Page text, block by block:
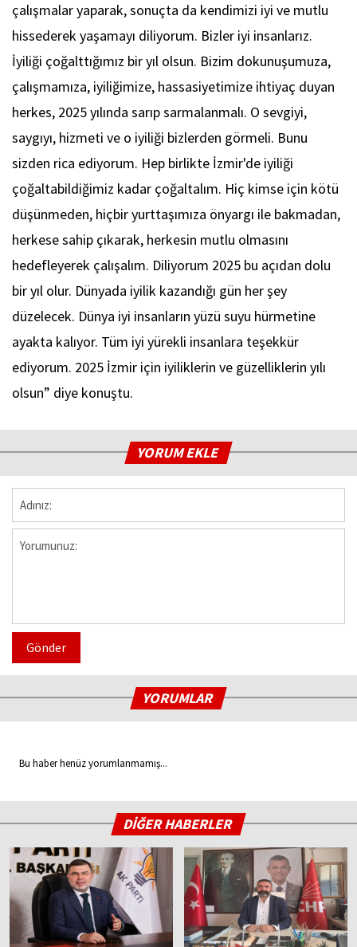
çalışmalar yaparak, sonuçta da kendimizi iyi ve mutlu
hissederek yaşamayı diliyorum. Bizler iyi insanlarız.
İyiliği çoğalttığımız bir yıl olsun. Bizim dokunuşumuza,
çalışmamıza, iyiliğimize, hassasiyetimize ihtiyaç duyan
herkes, 2025 yılında sarıp sarmalanmalı. O sevgiyi,
saygıyı, hizmeti ve o iyiliği bizlerden görmeli. Bunu
sizden rica ediyorum. Hep birlikte İzmir'de iyiliği
çoğaltabildiğimiz kadar çoğaltalım. Hiç kimse için kötü
düşünmeden, hiçbir yurttaşımıza önyargı ile bakmadan,
herkese sahip çıkarak, herkesin mutlu olmasını
hedefleyerek çalışalım. Diliyorum 2025 bu açıdan dolu
bir yıl olur. Dünyada iyilik kazandığı gün her şey
düzelecek. Dünya iyi insanların yüzü suyu hürmetine
ayakta kalıyor. Tüm iyi yürekli insanlara teşekkür
ediyorum. 2025 İzmir için iyiliklerin ve güzelliklerin yılı
olsun” diye konuştu.
YORUM EKLE
Gönder
YORUMLAR
Bu haber henüz yorumlanmamış...
DİĞER HABERLER